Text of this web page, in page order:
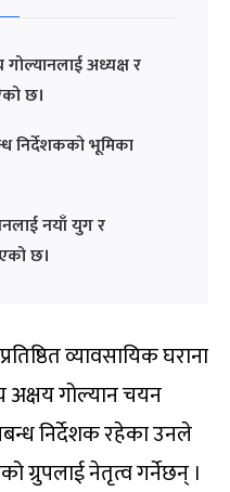
गोल्यानलाई अध्यक्ष र
छ।
निर्देशकको भूमिका
नयाँ युग र
छ।
व्यावसायिक घराना
अक्षय गोल्यान चयन
निर्देशक रहेका उनले
ग्रुपलाई नेतृत्व गर्नेछन् ।